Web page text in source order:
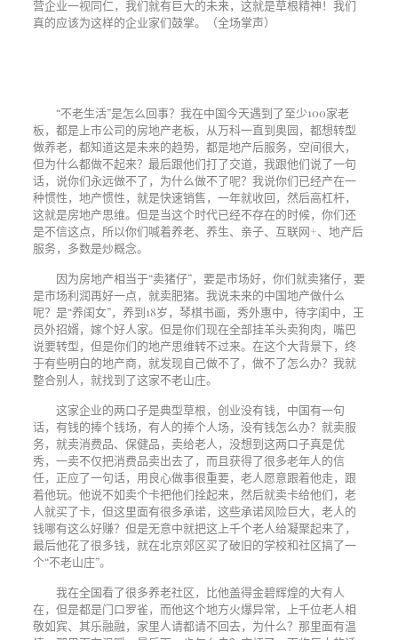
营企业一视同仁，我们就有巨大的未来，这就是草根精神！我们
真的应该为这样的企业家们鼓掌。（全场掌声）
“不老生活”是怎么回事？我在中国今天遇到了至少100家老
板，都是上市公司的房地产老板，从万科一直到奥园，都想转型
做养老，都知道这是未来的趋势，都是地产后服务，空间很大，
但为什么都做不起来？最后跟他们打了交道，我跟他们说了一句
话，说你们永远做不了，为什么做不了呢？我说你们已经产在一
种惯性，地产惯性，就是快速销售，一年就收回，然后高杠杆，
这就是房地产思维。但是当这个时代已经不存在的时候，你们还
是不信这点，所以你们喊着养老、养生、亲子、互联网+、地产后
服务，多数是炒概念。
因为房地产相当于“卖猪仔”，要是市场好，你们就卖猪仔，要
是市场利润再好一点，就卖肥猪。我说未来的中国地产做什么
呢？是“养闺女”，养到18岁，琴棋书画，秀外惠中，待字闺中，王
员外招婿，嫁个好人家。但是你们现在全部挂羊头卖狗肉，嘴巴
说要转型，但是你们的地产思维转不过来。在这个大背景下，终
于有些明白的地产商，就发现自己做不了，做不了怎么办？我就
整合别人，就找到了这家不老山庄。
这家企业的两口子是典型草根，创业没有钱，中国有一句
话，有钱的捧个钱场，有人的捧个人场，没有钱怎么办？就卖服
务，就卖消费品、保健品，卖给老人，没想到这两口子真是优
秀，一卖不仅把消费品卖出去了，而且获得了很多老年人的信
任，正应了一句话，用良心做事很重要，老人愿意跟着他走，跟
着他玩。他说不如卖个卡把他们拴起来，然后就卖卡给他们，老
人就买了卡，但这里面有很多承诺，这些承诺风险巨大，老人的
钱哪有这么好赚？但是无意中就把这上千个老人给凝聚起来了，
最后他花了很多钱，就在北京郊区买了破旧的学校和社区搞了一
个“不老山庄”。
我在全国看了很多养老社区，比他盖得金碧辉煌的大有人
在，但是都是门口罗雀，而他这个地方火爆异常，上千位老人相
敬如宾、其乐融融，家里人请都请不回去，为什么？那里面有温